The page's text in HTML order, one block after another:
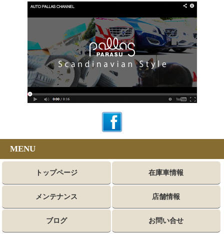
MENU
トップページ 在庫車情報
メンテナンス 店舗情報
ブログ お問い合せ